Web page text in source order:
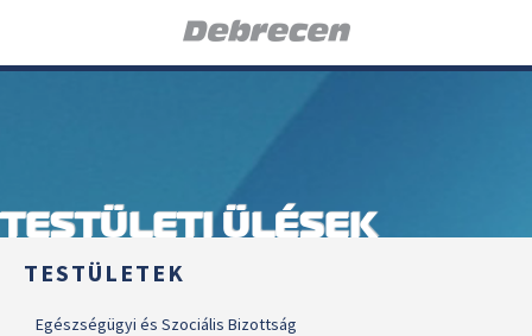
TESTÜLETI ÜLÉSEK
TESTÜLETEK
Egészségügyi és Szociális Bizottság